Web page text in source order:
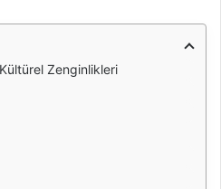
Zenginlikleri